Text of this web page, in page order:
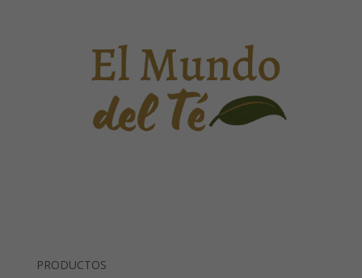
PRODUCTOS